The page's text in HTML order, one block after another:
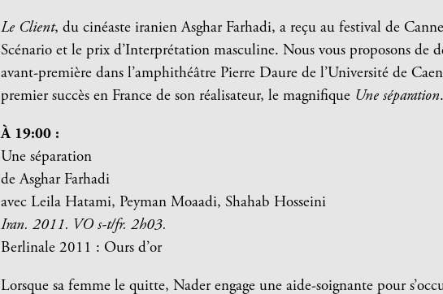
Le Client, du cinéaste iranien Asghar Farhadi, a reçu au festival de
Scénario et le prix d’Interprétation masculine. Nous vous proposons de
avant-première dans l’amphithéâtre Pierre Daure de l’Université de
premier succès en France de son réalisateur, le magnifique Une séparation.
À 19:00 :
Une séparation
de Asghar Farhadi
avec Leila Hatami, Peyman Moaadi,Shahab Hosseini
Iran. 2011. VO s-t/fr. 2h03.
Berlinale 2011 : Ours d’or
Lorsque sa femme le quitte, Nader engage une aide-soignante pour